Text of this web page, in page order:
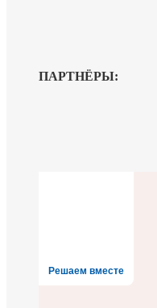
ПАРТНЁРЫ:
Решаем вместе